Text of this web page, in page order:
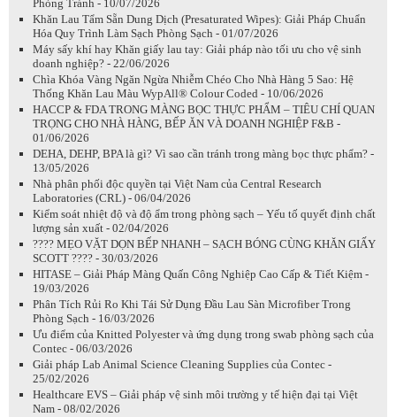
Phòng Tránh - 10/07/2026
Khăn Lau Tẩm Sẵn Dung Dịch (Presaturated Wipes): Giải Pháp Chuẩn
Hóa Quy Trình Làm Sạch Phòng Sạch - 01/07/2026
Máy sấy khí hay Khăn giấy lau tay: Giải pháp nào tối ưu cho vệ sinh
doanh nghiệp? - 22/06/2026
Chìa Khóa Vàng Ngăn Ngừa Nhiễm Chéo Cho Nhà Hàng 5 Sao: Hệ
Thống Khăn Lau Màu WypAll® Colour Coded - 10/06/2026
HACCP & FDA TRONG MÀNG BỌC THỰC PHẨM – TIÊU CHÍ QUAN
TRỌNG CHO NHÀ HÀNG, BẾP ĂN VÀ DOANH NGHIỆP F&B -
01/06/2026
DEHA, DEHP, BPA là gì? Vì sao cần tránh trong màng bọc thực phẩm? -
13/05/2026
Nhà phân phối độc quyền tại Việt Nam của Central Research
Laboratories (CRL) - 06/04/2026
Kiểm soát nhiệt độ và độ ẩm trong phòng sạch – Yếu tố quyết định chất
lượng sản xuất - 02/04/2026
???? MẸO VẶT DỌN BẾP NHANH – SẠCH BÓNG CÙNG KHĂN GIẤY
SCOTT ???? - 30/03/2026
HITASE – Giải Pháp Màng Quấn Công Nghiệp Cao Cấp & Tiết Kiệm -
19/03/2026
Phân Tích Rủi Ro Khi Tái Sử Dụng Đầu Lau Sàn Microfiber Trong
Phòng Sạch - 16/03/2026
Ưu điểm của Knitted Polyester và ứng dụng trong swab phòng sạch của
Contec - 06/03/2026
Giải pháp Lab Animal Science Cleaning Supplies của Contec -
25/02/2026
Healthcare EVS – Giải pháp vệ sinh môi trường y tế hiện đại tại Việt
Nam - 08/02/2026